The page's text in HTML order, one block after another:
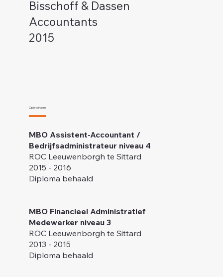
Bisschoff & Dassen
Accountants
2015
Opleidingen
MBO Assistent-Accountant /
Bedrijfsadministrateur niveau 4
ROC Leeuwenborgh te Sittard
2015 - 2016
Diploma behaald
MBO Financieel Administratief
Medewerker niveau 3
ROC Leeuwenborgh te Sittard
2013 - 2015
Diploma behaald